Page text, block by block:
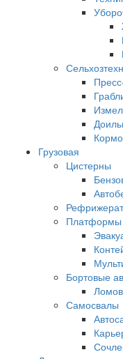
Грузовая
Цистерны
Платформы
Бортовые
Самосвалы